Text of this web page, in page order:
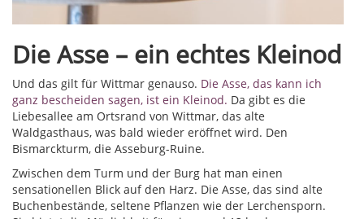
Die Asse – ein echtes Kleinod
Und das gilt für Wittmar genauso. Die Asse, das kann ich
ganz bescheiden sagen, ist ein Kleinod. Da gibt es die
Liebesallee am Ortsrand von Wittmar, das alte
Waldgasthaus, was bald wieder eröffnet wird. Den
Bismarckturm, die Asseburg-Ruine.
Zwischen dem Turm und der Burg hat man einen
sensationellen Blick auf den Harz. Die Asse, das sind alte
Buchenbestände, seltene Pflanzen wie der Lerchensporn.